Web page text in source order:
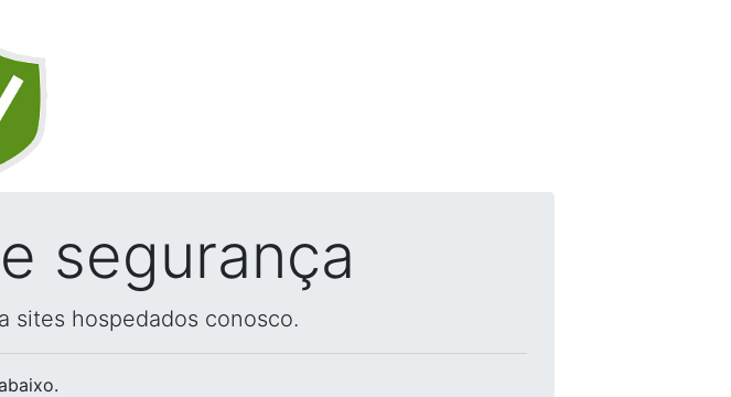
segurança
sites hospedados conosco.